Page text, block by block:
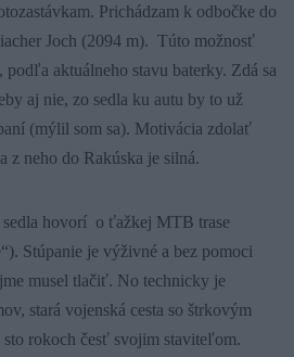
Prichádzam k odbočke do
Joch (2094 m). Túto možnosť
podľa aktuálneho stavu baterky. Zdá sa
aj nie, zo sedla ku autu by to už
(mýlil som sa). Motivácia zdolať
z neho do Rakúska je silná.
sedla hovorí o ťažkej MTB trase
Stúpanie je výživné a bez pomoci
musel tlačiť. No technicky je
stará vojenská cesta so štrkovým
rokoch česť svojim staviteľom.